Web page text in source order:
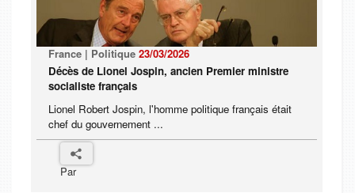
France | Politique 23/03/2026
Décès de Lionel Jospin, ancien Premier ministre
socialiste français
Lionel Robert Jospin, l'homme politique français était
chef du gouvernement ...
Par